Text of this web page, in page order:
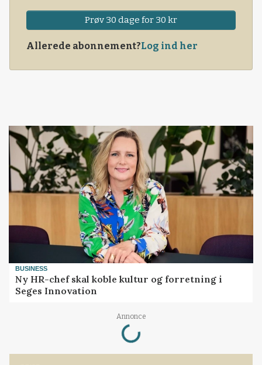
Prøv 30 dage for 30 kr
Allerede abonnement?Log ind her
BUSINESS
Ny HR-chef skal koble kultur og forretning i
Seges Innovation
Annonce
Loading...